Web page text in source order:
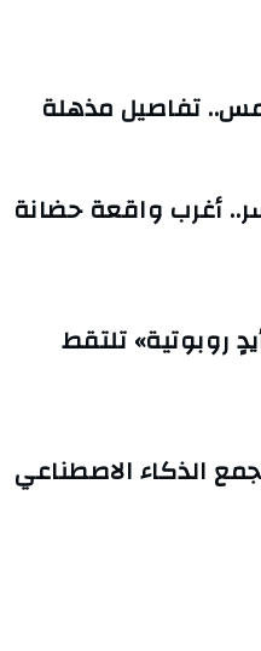
تفاصيل مذهلة
أغرب واقعة حضانة
روبوتية» تلتقط
الذكاء الاصطناعي